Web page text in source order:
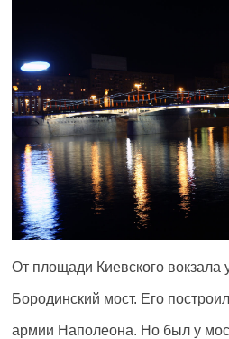
От площади Киевского вокзала
Бородинский мост. Его
армии Наполеона. Но был у